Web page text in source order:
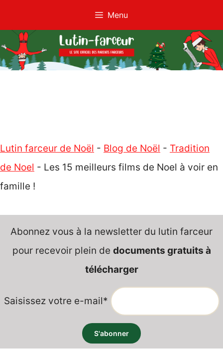
au
contenu
Menu
Lutin farceur de Noël - Blog de Noël - Tradition
de Noel - Les 15 meilleurs films de Noel à voir en
famille !
Abonnez vous à la newsletter du lutin farceur
pour recevoir plein de documents gratuits à
télécharger
Saisissez votre e-mail*